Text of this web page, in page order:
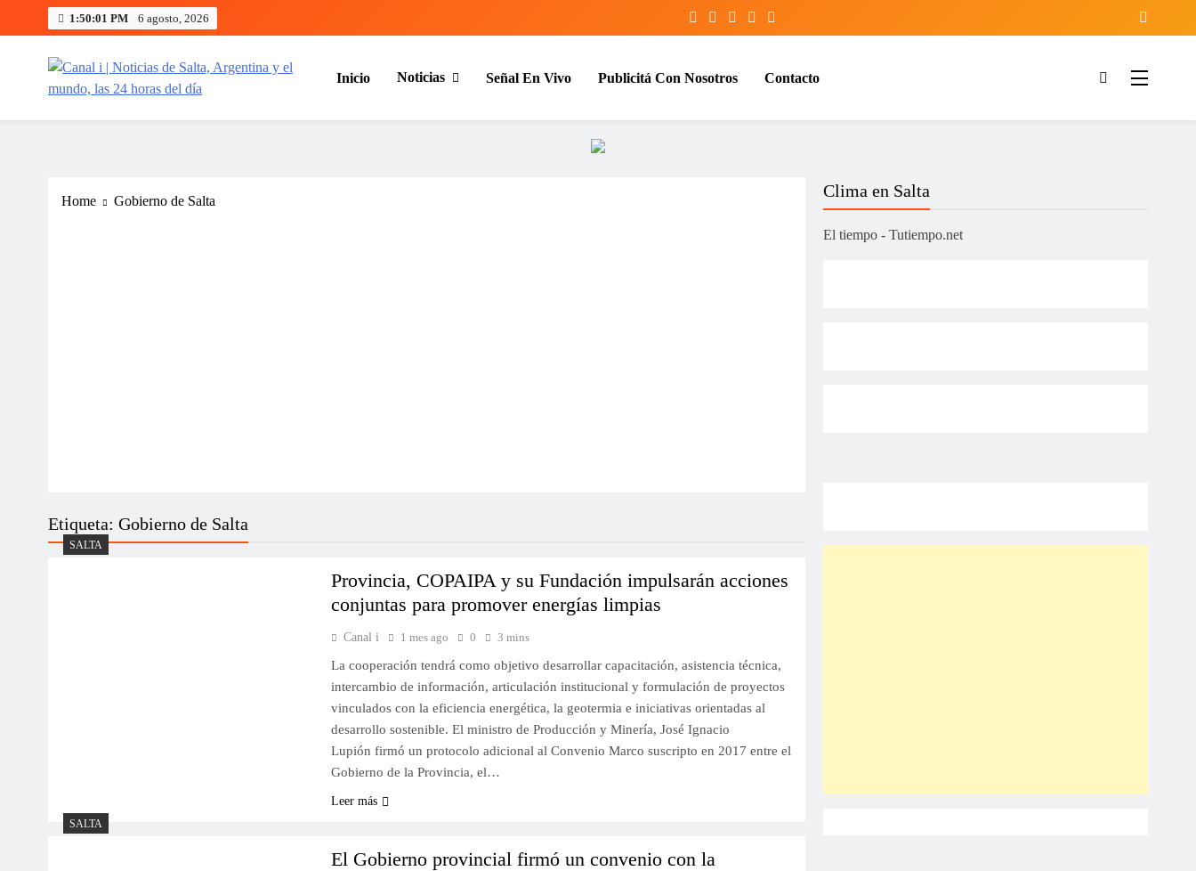
1:50:02 PM 6 agosto, 2026
Canal i | Noticias de Salta, Argentina y el mundo, las 24 horas del día
Inicio Noticias Señal En Vivo Publicitá Con Nosotros Contacto
Home Gobierno de Salta
Etiqueta: Gobierno de Salta
SALTA
Provincia, COPAIPA y su Fundación impulsarán acciones
conjuntas para promover energías limpias
Canal i 1 mes ago 0 3 mins
La cooperación tendrá como objetivo desarrollar capacitación, asistencia técnica,
intercambio de información, articulación institucional y formulación de proyectos
vinculados con la eficiencia energética, la geotermia e iniciativas orientadas al
desarrollo sostenible. El ministro de Producción y Minería, José Ignacio
Lupión firmó un protocolo adicional al Convenio Marco suscripto en 2017 entre el
Gobierno de la Provincia, el…
Leer más
SALTA
El Gobierno provincial firmó un convenio con la
Clima en Salta
El tiempo - Tutiempo.net